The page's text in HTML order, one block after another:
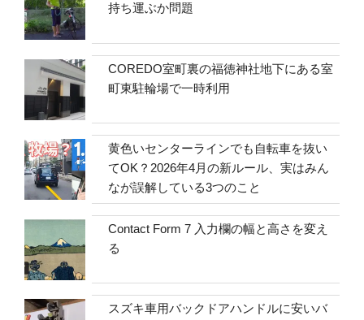
持ち運ぶか問題
COREDO室町裏の福徳神社地下にある室
町東駐輪場で一時利用
黄色いセンターラインでも自転車を抜い
てOK？2026年4月の新ルール、実はみん
なが誤解している3つのこと
Contact Form 7 入力欄の幅と高さを変え
る
スズキ車用バックドアハンドルに安いバ